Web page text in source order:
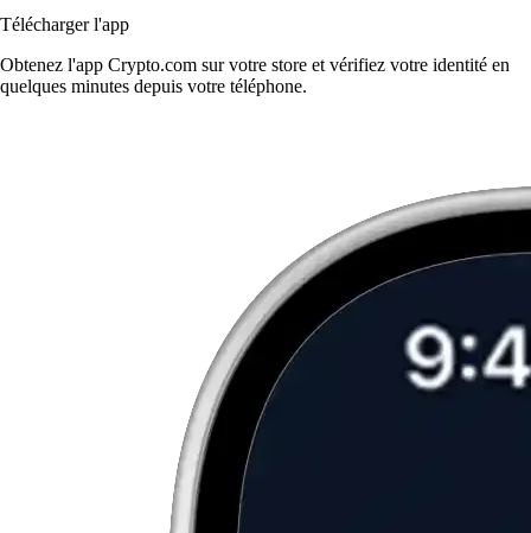
Télécharger l'app
Obtenez l'app Crypto.com sur votre store et vérifiez votre identité en
quelques minutes depuis votre téléphone.